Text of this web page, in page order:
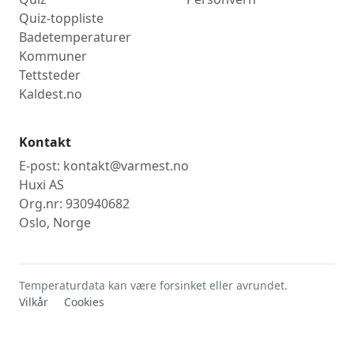
Uke 30
Uke 31
Uke 32
Quiz-toppliste
Badetemperaturer
Kommuner
Tettsteder
Kaldest.no
Kontakt
E-post: kontakt@varmest.no
Huxi AS
Org.nr: 930940682
Oslo, Norge
Temperaturdata kan være forsinket eller avrundet.
Vilkår
Cookies